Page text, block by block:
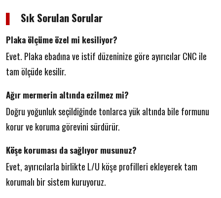
▌ Sık Sorulan Sorular
Plaka ölçüme özel mi kesiliyor?
Evet. Plaka ebadına ve istif düzeninize göre ayırıcılar CNC ile
tam ölçüde kesilir.
Ağır mermerin altında ezilmez mi?
Doğru yoğunluk seçildiğinde tonlarca yük altında bile formunu
korur ve koruma görevini sürdürür.
Köşe koruması da sağlıyor musunuz?
Evet, ayırıcılarla birlikte L/U köşe profilleri ekleyerek tam
korumalı bir sistem kuruyoruz.